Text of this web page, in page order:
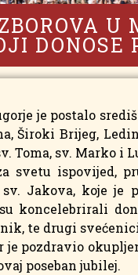
U
DONOSE
je postalo
Široki Brijeg,
Toma, sv. Marko i
svetu ispovijed,
Jakova, koje je
koncelebrirali
te drugi
je pozdravio
poseban jubilej.